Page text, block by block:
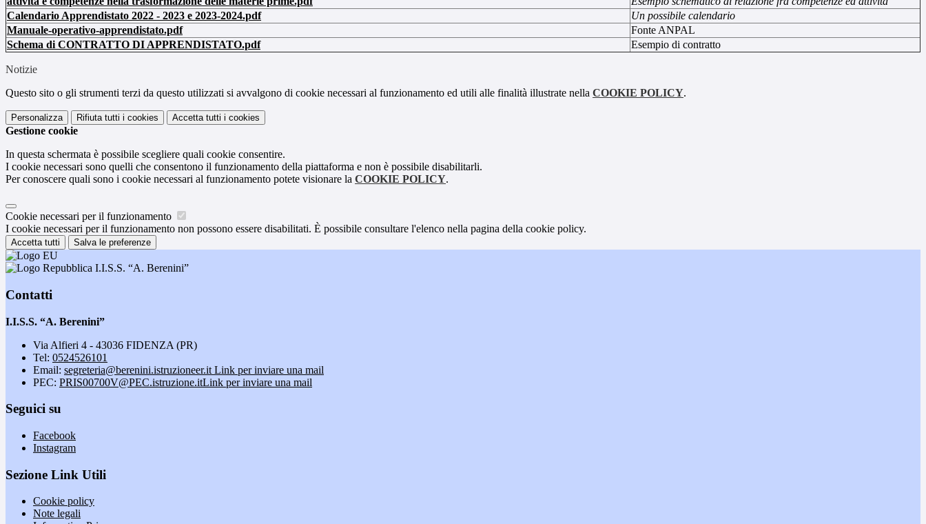
Calendario Apprendistato 2022 - 2023 e 2023-2024.pdf
Un possibile calendario
Manuale-operativo-apprendistato.pdf
Fonte ANPAL
Schema di CONTRATTO DI APPRENDISTATO.pdf
Esempio di contratto
Notizie
Questo sito o gli strumenti terzi da questo utilizzati si avvalgono di cookie necessari al funzionamento ed utili alle finalità illustrate nella COOKIE POLICY.
Personalizza Rifiuta tutti i cookies Accetta tutti i cookies
Gestione cookie
In questa schermata è possibile scegliere quali cookie consentire.
I cookie necessari sono quelli che consentono il funzionamento della piattaforma e non è possibile disabilitarli.
Per conoscere quali sono i cookie necessari al funzionamento potete visionare la COOKIE POLICY.
Cookie necessari per il funzionamento
I cookie necessari per il funzionamento non possono essere disabilitati. È possibile consultare l'elenco nella pagina della cookie policy.
Accetta tutti Salva le preferenze
I.I.S.S. “A. Berenini”
Contatti
I.I.S.S. “A. Berenini”
Via Alfieri 4 - 43036 FIDENZA (PR)
Tel: 0524526101
Email: segreteria@berenini.istruzioneer.it Link per inviare una mail
PEC: PRIS00700V@PEC.istruzione.itLink per inviare una mail
Seguici su
Facebook
Instagram
Sezione Link Utili
Cookie policy
Note legali